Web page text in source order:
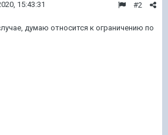
#2
15:43:31
думаю относится к ограничению по